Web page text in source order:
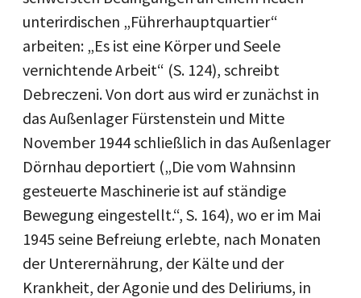
unterirdischen „Führerhauptquartier“
arbeiten: „Es ist eine Körper und Seele
vernichtende Arbeit“ (S. 124), schreibt
Debreczeni. Von dort aus wird er zunächst in
das Außenlager Fürstenstein und Mitte
November 1944 schließlich in das Außenlager
Dörnhau deportiert („Die vom Wahnsinn
gesteuerte Maschinerie ist auf ständige
Bewegung eingestellt.“, S. 164), wo er im Mai
1945 seine Befreiung erlebte, nach Monaten
der Unterernährung, der Kälte und der
Krankheit, der Agonie und des Deliriums, in